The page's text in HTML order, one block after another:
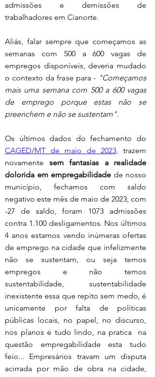
admissões e demissões de
trabalhadores em Cianorte.
Aliás, falar sempre que começamos as
semanas com 500 a 600 vagas de
empregos disponíveis, deveria mudado
o contexto da frase para - "Começamos
mais uma semana com 500 a 600 vagas
de emprego porque estas não se
preenchem e não se sustentam".
CAGED/MT de maio de 2023, trazem
novamente sem fantasias a realidade
dolorida em empregabilidade de nosso
município, fechamos com saldo
negativo este mês de maio de 2023, com
-27 de saldo, foram 1073 admissões
contra 1.100 desligamentos. Nos últimos
4 anos estamos vendo inúmeras ofertas
de emprego na cidade que infelizmente
não se sustentam, ou seja temos
empregos e não temos
sustentabilidade, sustentabilidade
inexistente essa que repito sem medo, é
unicamente por falta de políticas
públicas locais, no papel, no discurso,
nos planos é tudo lindo, na pratica  na
questão empregabilidade esta tudo
feio... Empresários travam um disputa
acirrada por mão de obra na cidade,